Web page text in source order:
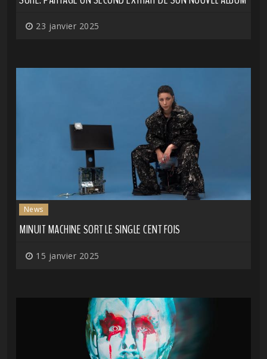
23 janvier 2025
News
MINUIT MACHINE SORT LE SINGLE CENT FOIS
15 janvier 2025